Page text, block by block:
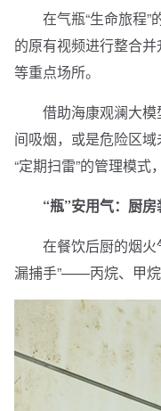
在气瓶“生命旅程”
的原有视频进行整合
等重点场所。
借助海康观澜大模型
间吸烟，或是危险区
“定期扫雷”的管理模式
“瓶”安用气：厨
在餐饮后厨的烟火
漏捕手”——丙烷、甲烷